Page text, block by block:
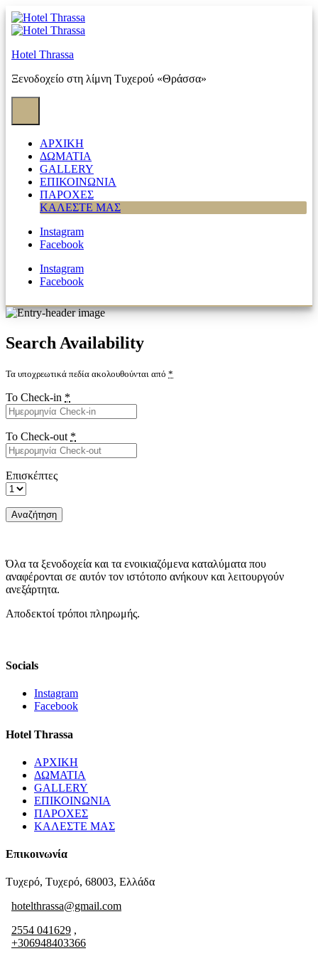
Skip
to
content
Hotel Thrassa
Ξενοδοχείο στη λίμνη Τυχερού «Θράσσα»
ΑΡΧΙΚΗ
ΔΩΜΑΤΙΑ
GALLERY
ΕΠΙΚΟΙΝΩΝΙΑ
ΠΑΡΟΧΕΣ
ΚΑΛΕΣΤΕ ΜΑΣ
Instagram
Facebook
Instagram
Facebook
Search Availability
Τα υποχρεωτικά πεδία ακολουθούνται από *
Το Check-in *
Το Check-out *
Eπισκέπτες
Όλα τα ξενοδοχεία και τα ενοικιαζόμενα καταλύματα που
αναφέρονται σε αυτόν τον ιστότοπο ανήκουν και λειτουργούν
ανεξάρτητα.
Αποδεκτοί τρόποι πληρωμής.
Socials
Instagram
Facebook
Hotel Thrassa
ΑΡΧΙΚΗ
ΔΩΜΑΤΙΑ
GALLERY
ΕΠΙΚΟΙΝΩΝΙΑ
ΠΑΡΟΧΕΣ
ΚΑΛΕΣΤΕ ΜΑΣ
Επικοινωνία
Τυχερό, Τυχερό, 68003, Ελλάδα
hotelthrassa@gmail.com
2554 041629 ,
+306948403366